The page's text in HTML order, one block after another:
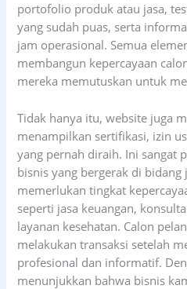
portofolio produk atau jasa,
yang sudah puas, serta
jam operasional. Semua
membangun kepercayaan
mereka memutuskan untuk
Tidak hanya itu, website juga
menampilkan sertifikasi, izin
yang pernah diraih. Ini sangat
bisnis yang bergerak di bidang
memerlukan tingkat
seperti jasa keuangan,
layanan kesehatan. Calon
melakukan transaksi setelah
profesional dan informatif.
menunjukkan bahwa bisnis